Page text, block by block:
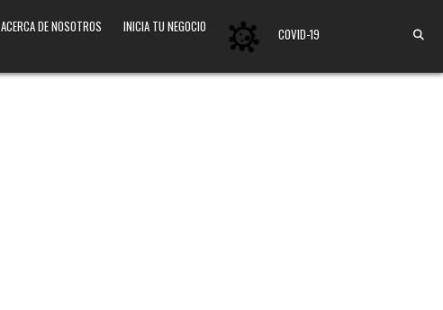
ACERCA DE NOSOTROS INICIA TU NEGOCIO COVID-19